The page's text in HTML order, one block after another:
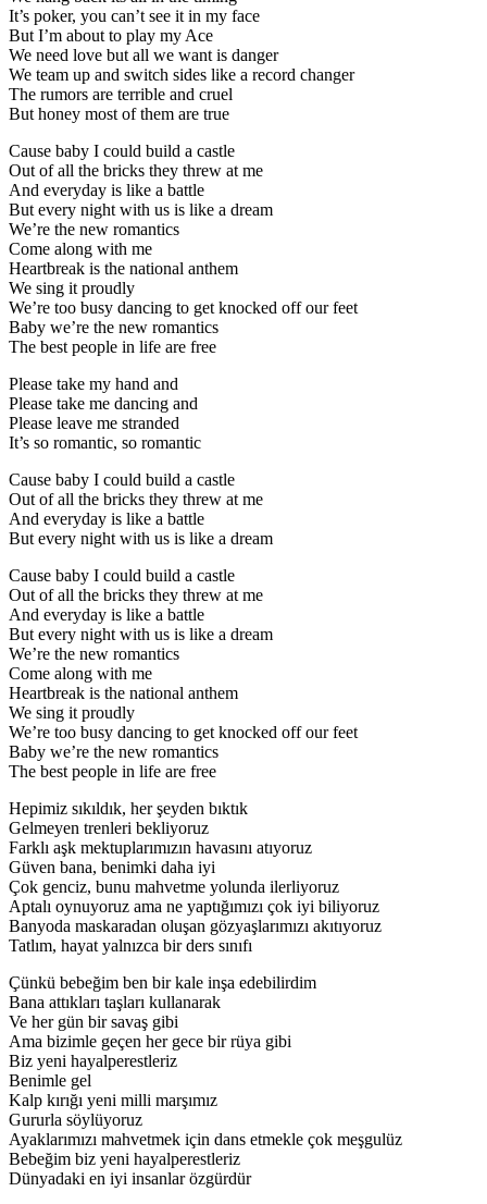
It’s poker, you can’t see it in my face
But I’m about to play my Ace
We need love but all we want is danger
We team up and switch sides like a record changer
The rumors are terrible and cruel
But honey most of them are true
Cause baby I could build a castle
Out of all the bricks they threw at me
And everyday is like a battle
But every night with us is like a dream
We’re the new romantics
Come along with me
Heartbreak is the national anthem
We sing it proudly
We’re too busy dancing to get knocked off our feet
Baby we’re the new romantics
The best people in life are free
Please take my hand and
Please take me dancing and
Please leave me stranded
It’s so romantic, so romantic
Cause baby I could build a castle
Out of all the bricks they threw at me
And everyday is like a battle
But every night with us is like a dream
Cause baby I could build a castle
Out of all the bricks they threw at me
And everyday is like a battle
But every night with us is like a dream
We’re the new romantics
Come along with me
Heartbreak is the national anthem
We sing it proudly
We’re too busy dancing to get knocked off our feet
Baby we’re the new romantics
The best people in life are free
Hepimiz sıkıldık, her şeyden bıktık
Gelmeyen trenleri bekliyoruz
Farklı aşk mektuplarımızın havasını atıyoruz
Güven bana, benimki daha iyi
Çok genciz, bunu mahvetme yolunda ilerliyoruz
Aptalı oynuyoruz ama ne yaptığımızı çok iyi biliyoruz
Banyoda maskaradan oluşan gözyaşlarımızı akıtıyoruz
Tatlım, hayat yalnızca bir ders sınıfı
Çünkü bebeğim ben bir kale inşa edebilirdim
Bana attıkları taşları kullanarak
Ve her gün bir savaş gibi
Ama bizimle geçen her gece bir rüya gibi
Biz yeni hayalperestleriz
Benimle gel
Kalp kırığı yeni milli marşımız
Gururla söylüyoruz
Ayaklarımızı mahvetmek için dans etmekle çok meşgulüz
Bebeğim biz yeni hayalperestleriz
Dünyadaki en iyi insanlar özgürdür